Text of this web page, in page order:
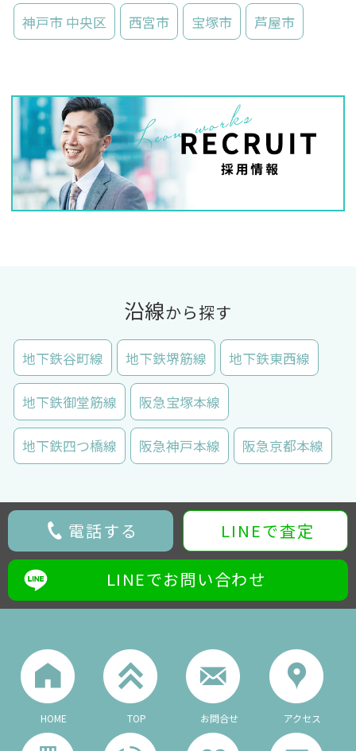
神戸市 中央区 西宮市 宝塚市 芦屋市
沿線から探す
地下鉄谷町線 地下鉄堺筋線 地下鉄東西線
地下鉄御堂筋線 阪急宝塚本線
地下鉄四つ橋線 阪急神戸本線 阪急京都本線
電話する LINEで査定
LINEでお問い合わせ
HOME TOP お問合せ アクセス